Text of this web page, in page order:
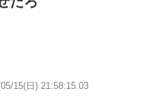
15(日) 21:58:15.03